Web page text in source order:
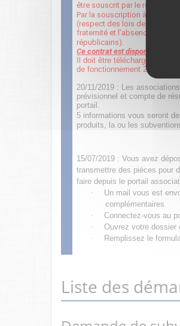
être souscrit par le
Par la souscription à ce
(respect des lois de la
fraternité et l’absence de
républicains).
Ce contrat est disponible ci-
Il doit être téléchargé, signé
de fonctionnement 2023.
20/11/2019 : Les
prévisionnel et compte de
portail.
5 informations vous seront
produits, la ou les
15/07/2019 : Vous avez
transmettre des pièces pour
faire depuis le portail
·
Un mail vous est
complémentaires
·
Connectez-vous au
·
Ouvrez votre dossier
·
Remplissez le
Liste des